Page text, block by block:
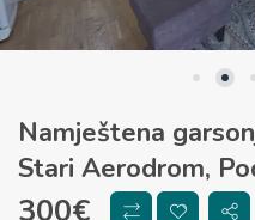
Namještena
Stari Aerodrom,
300€